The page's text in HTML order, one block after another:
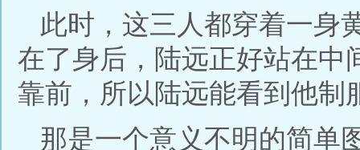
此时，这三人都穿着一身
在了身后，陆远正好站在中
靠前，所以陆远能看到他制
那是一个意义不明的简单